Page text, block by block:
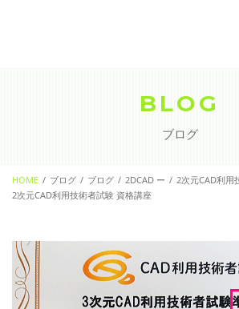
contact
BLOG
ブログ
HOME ブログ ブログ 2DCAD ー
2次元CAD利用
2次元CAD利用技術者試験 資格講座